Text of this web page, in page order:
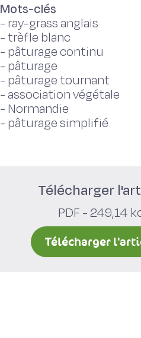
Mots-clés
- ray-grass anglais
- trèfle blanc
- pâturage continu
- pâturage
- pâturage tournant
- association végétale
- Normandie
- pâturage simplifié
Télécharger
PDF - 249,14
Télécharger